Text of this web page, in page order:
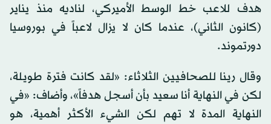
هدف للاعب خط الوسط الأميركي، لناديه منذ يناير
(كانون الثاني)، عندما كان لا يزال لاعباً في بوروسيا
دورتموند.
وقال رينا للصحافيين الثلاثاء: «لقد كانت فترة طويلة،
لكن في النهاية أنا سعيد بأن أسجل هدفاً»، وأضاف: «في
النهاية المدة لا تهم لكن الشيء الأكثر أهمية، هو